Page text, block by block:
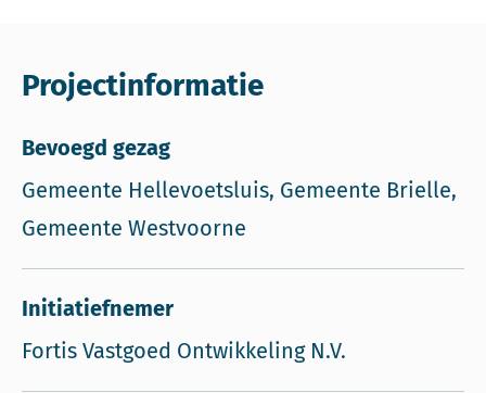
Projectinformatie
Bevoegd gezag
Gemeente Hellevoetsluis, Gemeente Brielle,
Gemeente Westvoorne
Initiatiefnemer
Fortis Vastgoed Ontwikkeling N.V.